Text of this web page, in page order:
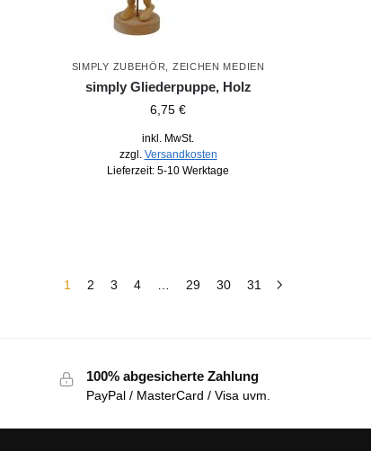
SIMPLY ZUBEHÖR ZEICHEN MEDIEN
simply Gliederpuppe, Holz
6,75€
inkl. MwSt.
zzgl. Versandkosten
Lieferzeit:5-10 Werktage
1 2 3 4 29 30 31
100% abgesicherte Zahlung
PayPal / MasterCard / Visa uvm.